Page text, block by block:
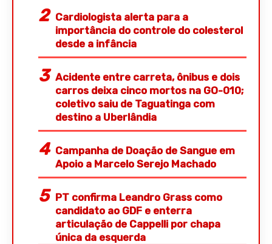
Cardiologista alerta para a
importância do controle do colesterol
desde a infância
Acidente entre carreta, ônibus e dois
carros deixa cinco mortos na GO-010;
coletivo saiu de Taguatinga com
destino a Uberlândia
Campanha de Doação de Sangue em
Apoio a Marcelo Serejo Machado
PT confirma Leandro Grass como
candidato ao GDF e enterra
articulação de Cappelli por chapa
única da esquerda